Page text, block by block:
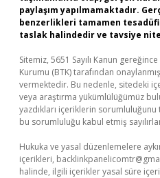
paylaşım yapılmamaktadır.
benzerlikleri tamamen
taslak halindedir ve tavsiye
Sitemiz, 5651 Sayılı Kanun
Kurumu (BTK) tarafından
vermektedir. Bu nedenle, sitedeki
veya araştırma yükümlülüğümüz
yazdıkları içeriklerin
bu sorumluluğu kabul etmiş
Hukuka ve yasal düzenlemelere
içerikleri,
halinde, ilgili içerikler yasal süre